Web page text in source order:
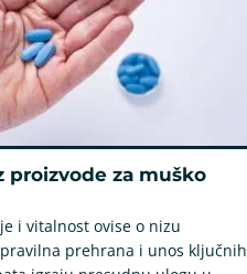
proizvode za muško
i vitalnost ovise o nizu
prehrana i unos ključnih